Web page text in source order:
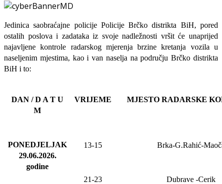
Jedinica saobraćajne policije Policije Brčko distrikta BiH, pored
ostalih poslova i zadataka iz svoje nadležnosti vršit će unaprijed
najavljene kontrole radarskog mjerenja brzine kretanja vozila u
naseljenim mjestima, kao i van naselja na području Brčko distrikta
BiH i to:
DAN / D A T U
M
VRIJEME MJESTO RADARSKE
PONEDJELJAK
29.06.2026.
godine
13-15 Brka-G.Rahić-
21-23 Dubrave-Cerik